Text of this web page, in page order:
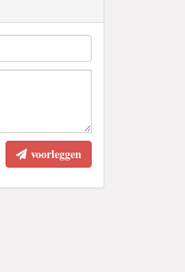
voorleggen